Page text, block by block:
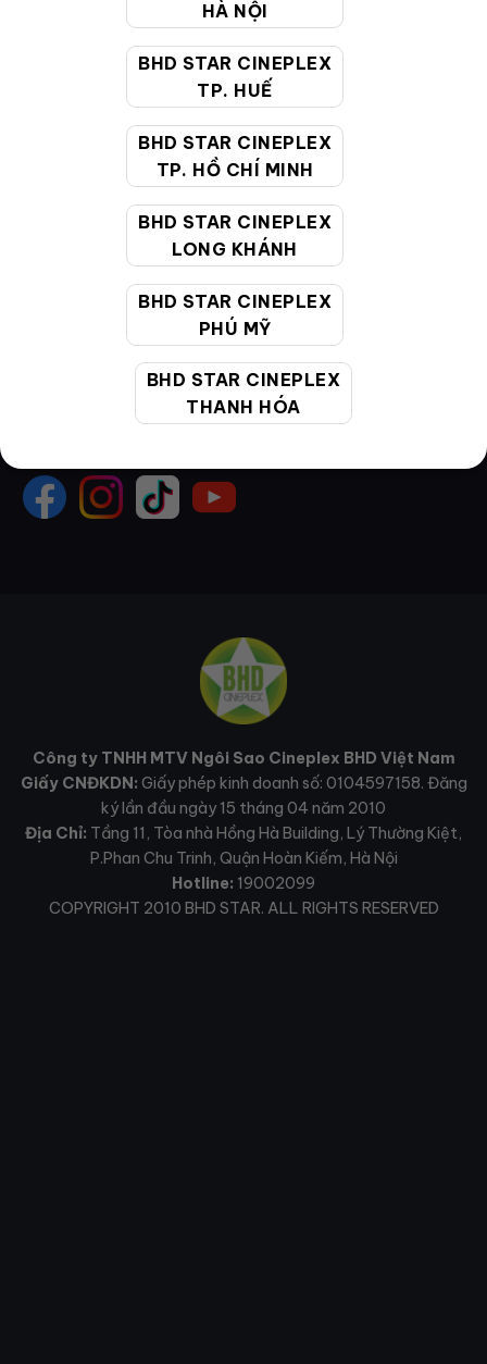
HÀ NỘI
BHD STAR CINEPLEX
TP. HUẾ
BHD STAR CINEPLEX
TP. HỒ CHÍ MINH
BHD STAR CINEPLEX
LONG KHÁNH
BHD STAR CINEPLEX
PHÚ MỸ
BHD STAR CINEPLEX
THANH HÓA
Quy định và chính sách chung
Chính sách bảo vệ thông tin cá nhân của người tiêu
CHĂM SÓC KHÁCH HÀNG
19002099
9:00 - 22:00 (Tất cả các ngày bao
gồm cả Lễ, Tết)
cskh@bhdstar.vn
Công ty TNHH MTV Ngôi Sao Cineplex BHD Việt Nam
Giấy CNĐKDN: Giấy phép kinh doanh số: 0104597158. Đăng
ký lần đầu ngày 15 tháng 04 năm 2010
Địa Chỉ: Tầng 11, Tòa nhà Hồng Hà Building, Lý Thường Kiệt,
P.Phan Chu Trinh, Quận Hoàn Kiếm, Hà Nội
Hotline: 19002099
COPYRIGHT 2010 BHD STAR. ALL RIGHTS RESERVED